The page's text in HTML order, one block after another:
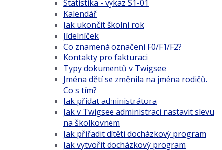
Statistika - výkaz S1-01
Kalendář
Jak ukončit školní rok
Jídelníček
Co znamená označení F0/F1/F2?
Kontakty pro fakturaci
Typy dokumentů v Twigsee
Jména dětí se změnila na jména rodičů.
Co s tím?
Jak přidat administrátora
Jak v Twigsee administraci nastavit slevu
na školkovném
Jak přiřadit dítěti docházkový program
Jak vytvořit docházkový program